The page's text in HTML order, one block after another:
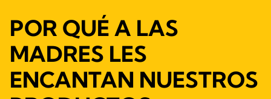
POR QUÉ A LAS
MADRES LES
ENCANTAN NUESTROS